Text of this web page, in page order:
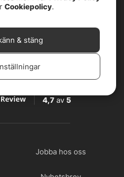
4,8av
4,7
4,7 av 5
Jobba hos oss
Cookiepolicy.
& stäng